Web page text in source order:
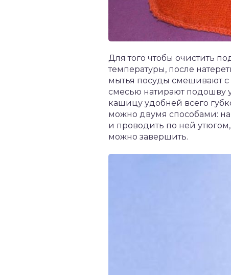
Для того чтобы очистить
температуры, после
мытья посуды смешивают с
смесью натирают подошву
кашицу удобней всего
можно двумя способами:
и проводить по ней
можно завершить.